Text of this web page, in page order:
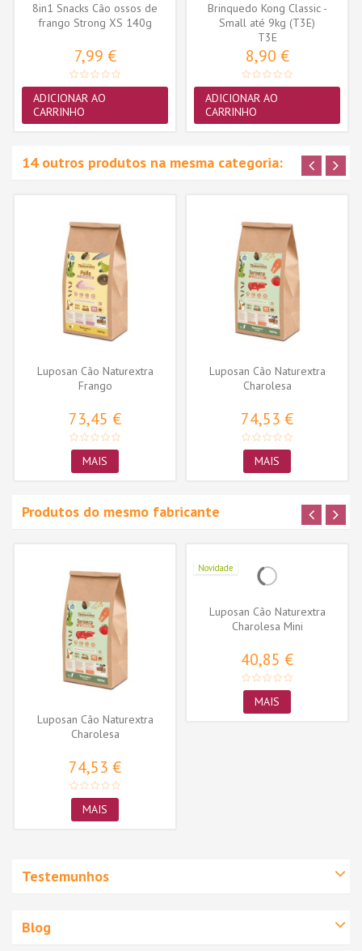
8in1 Snacks Cão ossos de
frango Strong XS 140g
7,99 €
ADICIONAR AO
CARRINHO
Brinquedo Kong Classic -
Small até 9kg (T3E)
T3E
8,90 €
ADICIONAR AO
CARRINHO
14 outros produtos na mesma categoria:
Luposan Cão Naturextra
Frango
73,45 €
MAIS
Luposan Cão Naturextra
Charolesa
74,53 €
MAIS
Produtos do mesmo fabricante
Luposan Cão Naturextra
Charolesa
74,53 €
MAIS
Novidade
Luposan Cão Naturextra
Charolesa Mini
40,85 €
MAIS
Testemunhos
Blog